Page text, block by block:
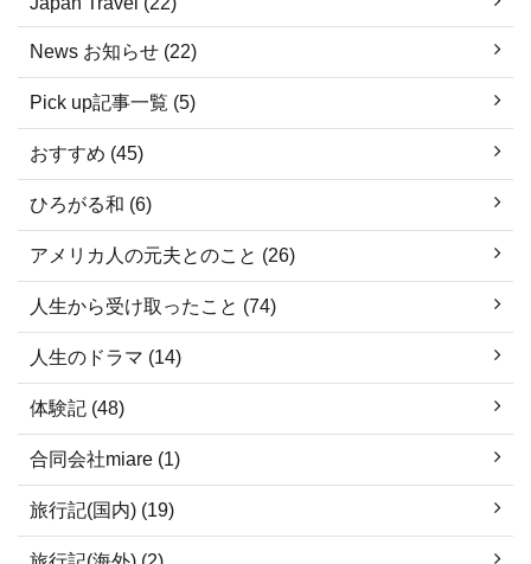
News お知らせ (22)
Pick up記事一覧 (5)
おすすめ (45)
ひろがる和 (6)
アメリカ人の元夫とのこと (26)
人生から受け取ったこと (74)
人生のドラマ (14)
体験記 (48)
合同会社miare (1)
旅行記(国内) (19)